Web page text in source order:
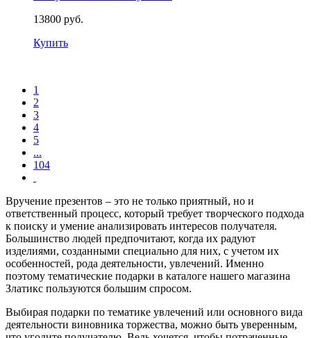
13800 руб.
Купить
1
2
3
4
5
...
104
Вручение презентов – это не только приятный, но и
ответственный процесс, который требует творческого подхода
к поиску и умение анализировать интересов получателя.
Большинство людей предпочитают, когда их радуют
изделиями, созданными специально для них, с учетом их
особенностей, рода деятельности, увлечений. Именно
поэтому тематические подарки в каталоге нашего магазина
Златикс пользуются большим спросом.
Выбирая подарки по тематике увлечений или основного вида
деятельности виновника торжества, можно быть уверенным,